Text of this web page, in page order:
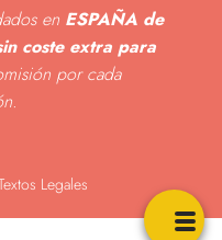
en ESPAÑA de
coste extra para
por cada
Legales